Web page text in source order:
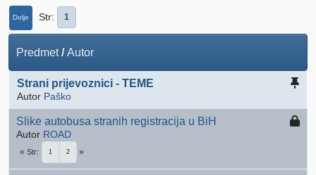
Dolje Str 1
Predmet/Autor
Strani prijevoznici - TEME
Autor Paško
Slike autobusa stranih registracija u BiH
Autor ROAD
Str 1 2